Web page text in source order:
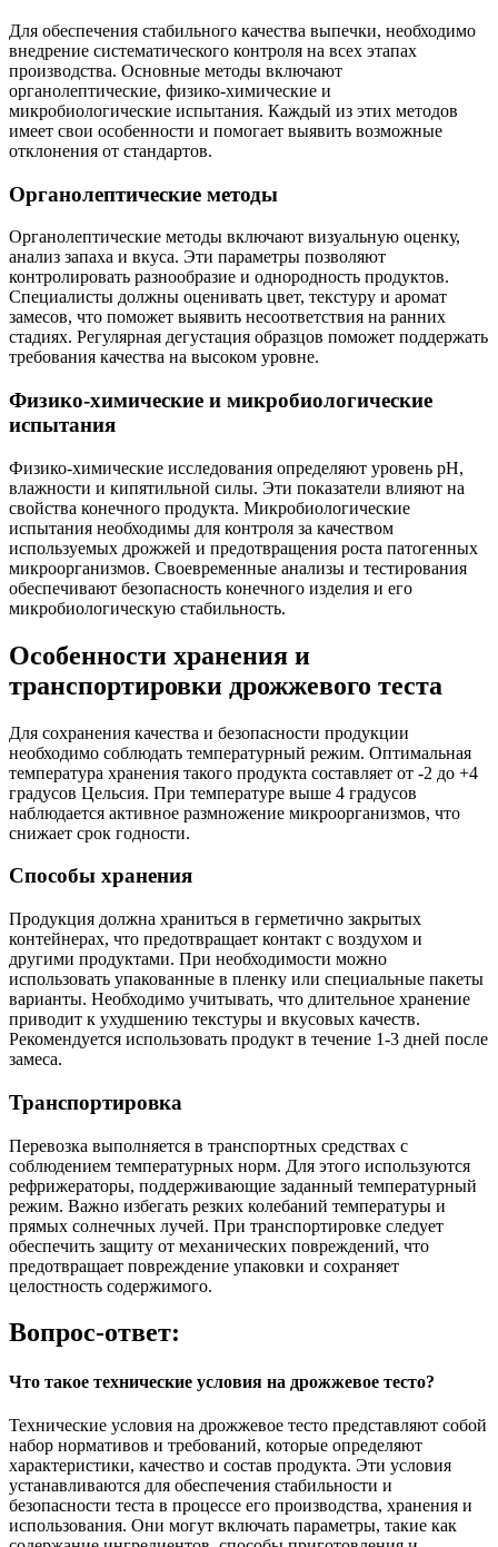
Для обеспечения стабильного качества выпечки, необходимо
внедрение систематического контроля на всех этапах
производства. Основные методы включают
органолептические, физико-химические и
микробиологические испытания. Каждый из этих методов
имеет свои особенности и помогает выявить возможные
отклонения от стандартов.
Органолептические методы
Органолептические методы включают визуальную оценку,
анализ запаха и вкуса. Эти параметры позволяют
контролировать разнообразие и однородность продуктов.
Специалисты должны оценивать цвет, текстуру и аромат
замесов, что поможет выявить несоответствия на ранних
стадиях. Регулярная дегустация образцов поможет поддержать
требования качества на высоком уровне.
Физико-химические и микробиологические
испытания
Физико-химические исследования определяют уровень pH,
влажности и кипятильной силы. Эти показатели влияют на
свойства конечного продукта. Микробиологические
испытания необходимы для контроля за качеством
используемых дрожжей и предотвращения роста патогенных
микроорганизмов. Своевременные анализы и тестирования
обеспечивают безопасность конечного изделия и его
микробиологическую стабильность.
Особенности хранения и
транспортировки дрожжевого теста
Для сохранения качества и безопасности продукции
необходимо соблюдать температурный режим. Оптимальная
температура хранения такого продукта составляет от -2 до +4
градусов Цельсия. При температуре выше 4 градусов
наблюдается активное размножение микроорганизмов, что
снижает срок годности.
Способы хранения
Продукция должна храниться в герметично закрытых
контейнерах, что предотвращает контакт с воздухом и
другими продуктами. При необходимости можно
использовать упакованные в пленку или специальные пакеты
варианты. Необходимо учитывать, что длительное хранение
приводит к ухудшению текстуры и вкусовых качеств.
Рекомендуется использовать продукт в течение 1-3 дней после
замеса.
Транспортировка
Перевозка выполняется в транспортных средствах с
соблюдением температурных норм. Для этого используются
рефрижераторы, поддерживающие заданный температурный
режим. Важно избегать резких колебаний температуры и
прямых солнечных лучей. При транспортировке следует
обеспечить защиту от механических повреждений, что
предотвращает повреждение упаковки и сохраняет
целостность содержимого.
Вопрос-ответ:
Что такое технические условия на дрожжевое тесто?
Технические условия на дрожжевое тесто представляют собой
набор нормативов и требований, которые определяют
характеристики, качество и состав продукта. Эти условия
устанавливаются для обеспечения стабильности и
безопасности теста в процессе его производства, хранения и
использования. Они могут включать параметры, такие как